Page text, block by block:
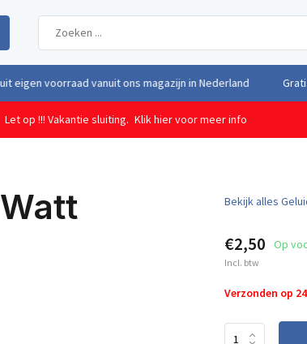
vanuit ons magazijn in Nederland Gratis
Let op !!! Vakantie sluiting. Klik hier voor meer info
Bekijk alles
€2,50 Op
Incl. btw
Verzonden op